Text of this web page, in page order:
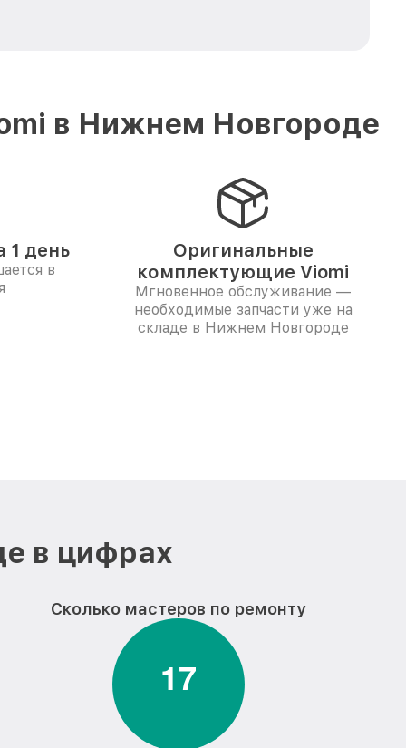
в Нижнем Новгороде
1 день
в
Оригинальные
комплектующие Viomi
Мгновенное обслуживание —
необходимые запчасти уже на
складе в Нижнем Новгороде
в цифрах
Сколько мастеров по ремонту
17